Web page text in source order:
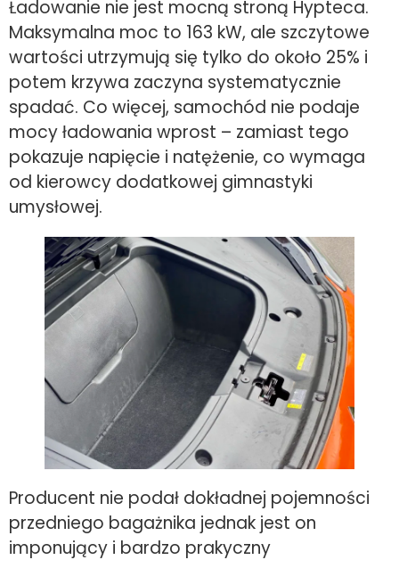
Ładowanie nie jest mocną stroną Hypteca.
Maksymalna moc to 163 kW, ale szczytowe
wartości utrzymują się tylko do około 25% i
potem krzywa zaczyna systematycznie
spadać. Co więcej, samochód nie podaje
mocy ładowania wprost – zamiast tego
pokazuje napięcie i natężenie, co wymaga
od kierowcy dodatkowej gimnastyki
umysłowej.
Producent nie podał dokładnej pojemności
przedniego bagażnika jednak jest on
imponujący i bardzo prakyczny